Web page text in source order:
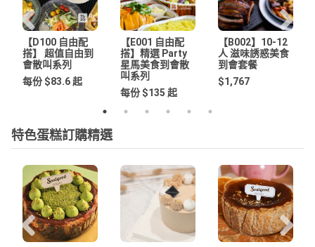
【D100 自由配
搭】 超值自由到
會散叫系列
每份 $83.6 起
【E001 自由配
搭】精選 Party
星馬美食到會散
叫系列
每份 $135 起
【B002】10-12
人 滋味誘惑美食
到會套餐
$1,767
特色蛋糕訂購精選